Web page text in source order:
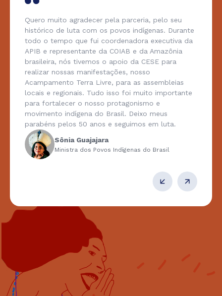
Quero muito agradecer pela parceria, pelo seu
histórico de luta com os povos indígenas. Durante
todo o tempo que fui coordenadora executiva da
APIB e representante da COIAB e da Amazônia
brasileira, nós tivemos o apoio da CESE para
realizar nossas manifestações, nosso
Acampamento Terra Livre, para as assembleias
locais e regionais. Tudo isso foi muito importante
para fortalecer o nosso protagonismo e
movimento indígena do Brasil. Deixo meus
parabéns pelos 50 anos e seguimos em luta.
Sônia Guajajara
Ministra dos Povos Indígenas do Brasil